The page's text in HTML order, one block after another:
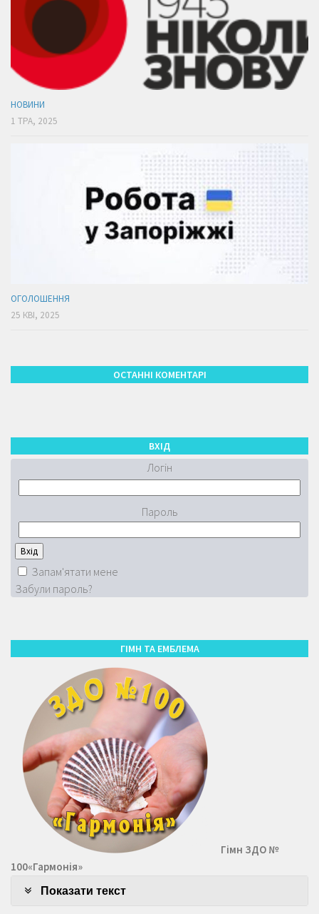
НОВИНИ
1 ТРА, 2025
ОГОЛОШЕННЯ
25 КВІ, 2025
ОСТАННІ КОМЕНТАРІ
ВХІД
Логін
Пароль
Запам'ятати мене
Забули пароль?
ГІМН ТА ЕМБЛЕМА
Гімн ЗДО №
100«Гармонія»
Показати текст